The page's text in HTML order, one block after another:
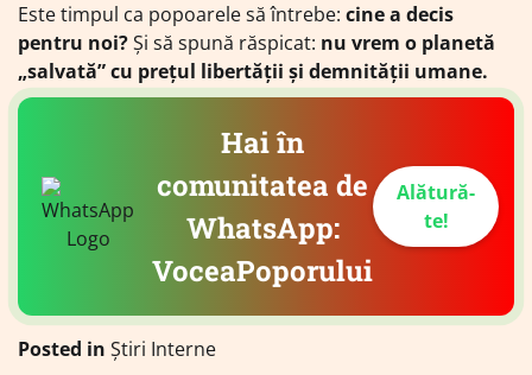
Este timpul ca popoarele să întrebe: cine a decis
pentru noi?Și să spună răspicat: nu vrem o planetă
„salvată” cu prețul libertății și demnității umane.
Hai în
comunitatea de
WhatsApp:
VoceaPoporului
Alătură-
te!
Posted in Știri Interne